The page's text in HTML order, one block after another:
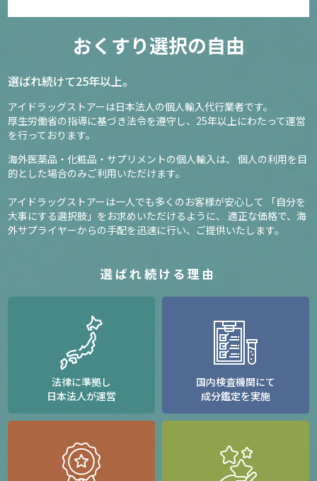
おくすり選択の自由
選ばれ続けて25年以上。
アイドラッグストアーは日本法人の個人輸入代行業者です。
厚生労働省の指導に基づき法令を遵守し、 25年以上にわたって運営
を行っております。
海外医薬品・化粧品・サプリメントの個人輸入は、
個人の利用を目
的とした場合のみご利用いただけます。
アイドラッグストアーは一人でも多くのお客様が安心して
「自分を
大事にする選択肢」をお求めいただけるように、
適正な価格で、海
外サプライヤーからの手配を迅速に行い、ご提供いたします。
選ばれ続ける理由
法律に準拠し
日本法人が運営
国内検査機関にて
成分鑑定を実施